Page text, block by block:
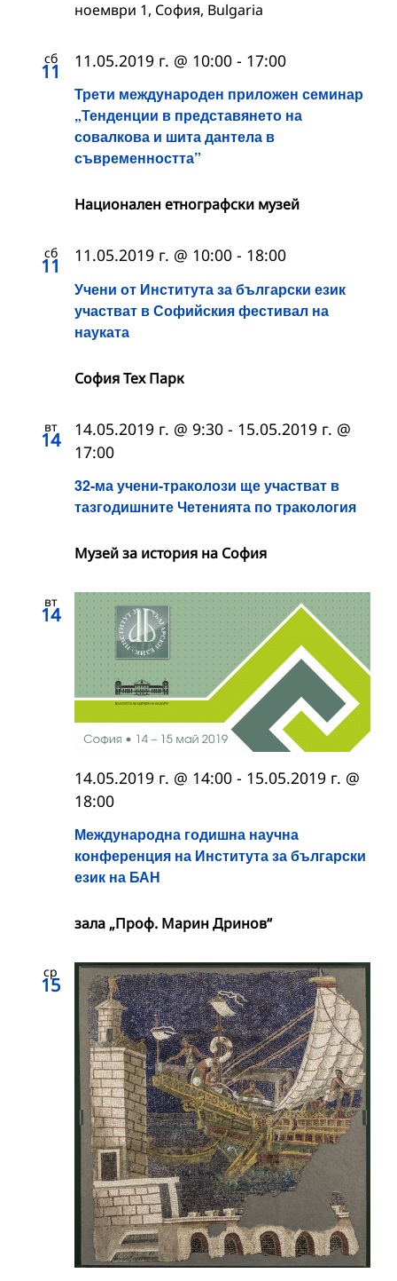
ноември 1, София, Bulgaria
сб
11
Трети международен приложен семинар
„Тенденции в представянето на
совалкова и шита дантела в
съвременността”
11.05.2019 г. @ 10:00 - 17:00
Национален етнографски музей
сб
11
Учени от Института за български език
участват в Софийския фестивал на
науката
11.05.2019 г. @ 10:00 - 18:00
София Тех Парк
вт
14
32-ма учени-траколози ще участват в
тазгодишните Четенията по тракология
14.05.2019 г. @ 9:30 - 15.05.2019 г. @
17:00
Музей за история на София
вт
14
Международна годишна научна
конференция на Института за български
език на БАН
14.05.2019 г. @ 14:00 - 15.05.2019 г. @
18:00
зала „Проф. Марин Дринов“
ср
15